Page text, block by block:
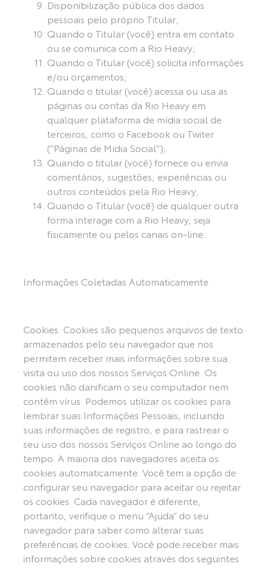
Disponibilização pública dos dados
pessoais pelo próprio Titular;
Quando o Titular (você) entra em contato
ou se comunica com a Rio Heavy;
Quando o Titular (você) solicita informações
e/ou orçamentos;
Quando o titular (você) acessa ou usa as
páginas ou contas da Rio Heavy em
qualquer plataforma de mídia social de
terceiros, como o Facebook ou Twiter
(“Páginas de Mídia Social”);
Quando o titular (você) fornece ou envia
comentários, sugestões, experiências ou
outros conteúdos pela Rio Heavy;
Quando o Titular (você) de qualquer outra
forma interage com a Rio Heavy, seja
fisicamente ou pelos canais on-line.
Informações Coletadas Automaticamente
Cookies: Cookies são pequenos arquivos de texto
armazenados pelo seu navegador que nos
permitem receber mais informações sobre sua
visita ou uso dos nossos Serviços Online. Os
cookies não danificam o seu computador nem
contêm vírus. Podemos utilizar os cookies para
lembrar suas Informações Pessoais, incluindo
suas informações de registro, e para rastrear o
seu uso dos nossos Serviços Online ao longo do
tempo. A maioria dos navegadores aceita os
cookies automaticamente. Você tem a opção de
configurar seu navegador para aceitar ou rejeitar
os cookies. Cada navegador é diferente,
portanto, verifique o menu “Ajuda” do seu
navegador para saber como alterar suas
preferências de cookies. Você pode receber mais
informações sobre cookies através dos seguintes